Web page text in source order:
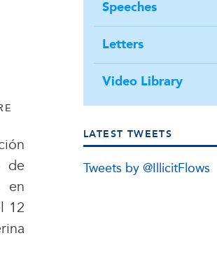
Speeches
Letters
Video Library
LATEST TWEETS
Tweets by @IllicitFlows
de
en
12